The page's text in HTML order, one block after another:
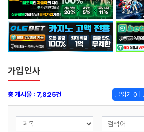
가입인사
글읽기 0 |
총 게시물 : 7,825건